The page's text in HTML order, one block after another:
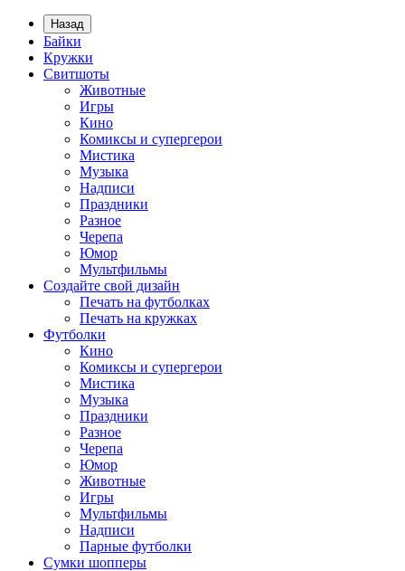
Назад
Байки
Кружки
Свитшоты
Животные
Игры
Кино
Комиксы и супергерои
Мистика
Музыка
Надписи
Праздники
Разное
Черепа
Юмор
Мультфильмы
Создайте свой дизайн
Печать на футболках
Печать на кружках
Футболки
Кино
Комиксы и супергерои
Мистика
Музыка
Праздники
Разное
Черепа
Юмор
Животные
Игры
Мультфильмы
Надписи
Парные футболки
Сумки шопперы